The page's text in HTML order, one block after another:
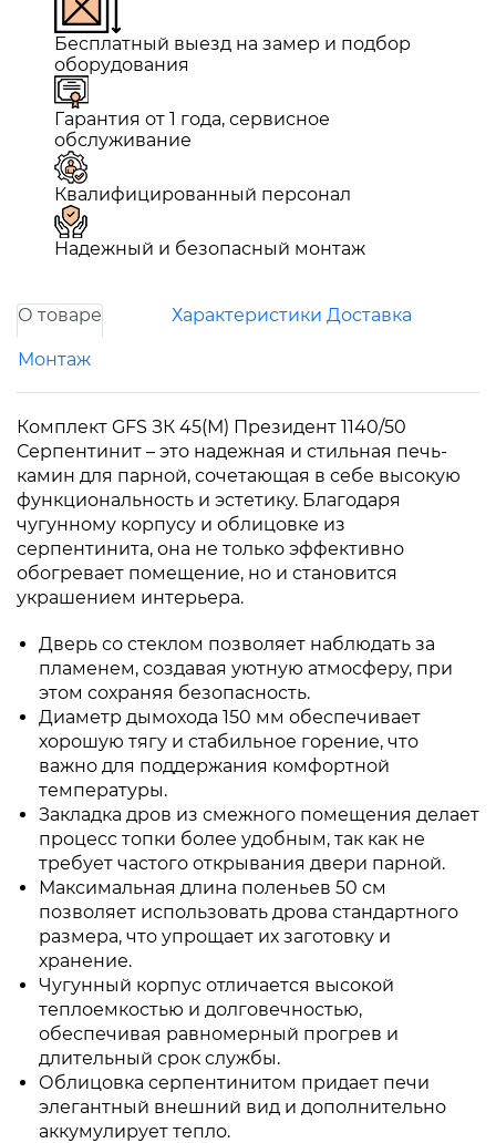
Бесплатный выезд на замер и подбор
оборудования
Гарантия от 1 года, сервисное
обслуживание
Квалифицированный персонал
Надежный и безопасный монтаж
О товаре Характеристики Доставка
Монтаж
Комплект GFS ЗК 45(М) Президент 1140/50
Серпентинит – это надежная и стильная печь-
камин для парной, сочетающая в себе высокую
функциональность и эстетику. Благодаря
чугунному корпусу и облицовке из
серпентинита, она не только эффективно
обогревает помещение, но и становится
украшением интерьера.
Дверь со стеклом позволяет наблюдать за
пламенем, создавая уютную атмосферу, при
этом сохраняя безопасность.
Диаметр дымохода 150 мм обеспечивает
хорошую тягу и стабильное горение, что
важно для поддержания комфортной
температуры.
Закладка дров из смежного помещения делает
процесс топки более удобным, так как не
требует частого открывания двери парной.
Максимальная длина поленьев 50 см
позволяет использовать дрова стандартного
размера, что упрощает их заготовку и
хранение.
Чугунный корпус отличается высокой
теплоемкостью и долговечностью,
обеспечивая равномерный прогрев и
длительный срок службы.
Облицовка серпентинитом придает печи
элегантный внешний вид и дополнительно
аккумулирует тепло.